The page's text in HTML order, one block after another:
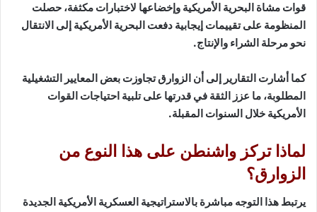
قوات مشاة البحرية الأمريكية وإخضاعها لاختبارات مكثفة، حصلت
المنظومة على تقييمات إيجابية دفعت البحرية الأمريكية إلى الانتقال
نحو مرحلة الشراء والإنتاج.
كما أشارت التقارير إلى أن الزوارق تجاوزت بعض المعايير التشغيلية
المطلوبة، ما عزز الثقة في قدرتها على تلبية احتياجات القوات
الأمريكية خلال السنوات المقبلة.
لماذا تركز واشنطن على هذا النوع من
الزوارق؟
يرتبط هذا التوجه مباشرة بالاستراتيجية العسكرية الأمريكية الجديدة